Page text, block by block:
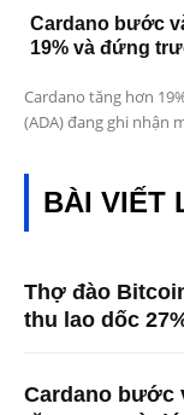
Cardano bước
19% và đứng
Cardano tăng hơn
(ADA) đang ghi nhận
BÀI VIẾT
Thợ đào
thu lao dốc
Cardano bước